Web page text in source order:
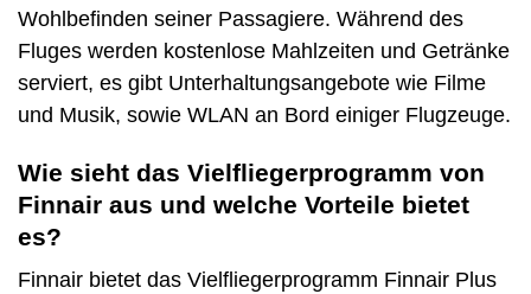
Wohlbefinden seiner Passagiere. Während des
Fluges werden kostenlose Mahlzeiten und Getränke
serviert, es gibt Unterhaltungsangebote wie Filme
und Musik, sowie WLAN an Bord einiger Flugzeuge.
Wie sieht das Vielfliegerprogramm von
Finnair aus und welche Vorteile bietet
es?
Finnair bietet das Vielfliegerprogramm Finnair Plus